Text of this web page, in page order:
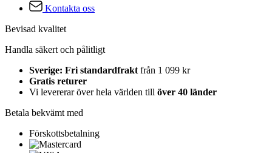
Kontakta oss
Bevisad kvalitet
Handla säkert och pålitligt
Sverige: Fri standardfrakt från 1 099 kr
Gratis returer
Vi levererar över hela världen till över 40 länder
Betala bekvämt med
Förskottsbetalning